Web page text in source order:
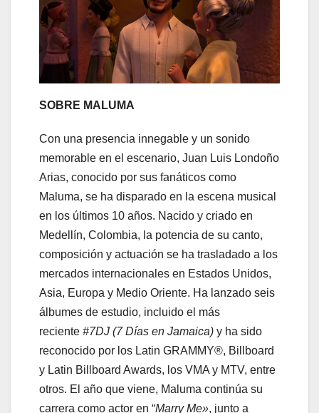
SOBRE MALUMA
Con una presencia innegable y un sonido
memorable en el escenario, Juan Luis Londoño
Arias, conocido por sus fanáticos como
Maluma, se ha disparado en la escena musical
en los últimos 10 años. Nacido y criado en
Medellín, Colombia, la potencia de su canto,
composición y actuación se ha trasladado a los
mercados internacionales en Estados Unidos,
Asia, Europa y Medio Oriente. Ha lanzado seis
álbumes de estudio, incluido el más
reciente #7DJ (7 Días en Jamaica) y ha sido
reconocido por los Latin GRAMMY®, Billboard
y Latin Billboard Awards, los VMA y MTV, entre
otros. El año que viene, Maluma continúa su
carrera como actor en “Marry Me», junto a